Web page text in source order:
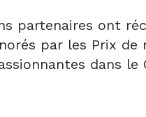
partenaires ont
par les Prix de
dans